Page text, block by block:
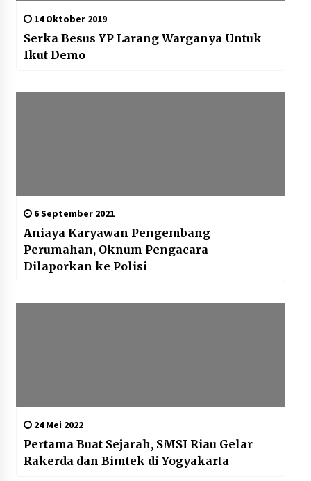
14 Oktober 2019
Serka Besus YP Larang Warganya Untuk
Ikut Demo
6 September 2021
Aniaya Karyawan Pengembang
Perumahan, Oknum Pengacara
Dilaporkan ke Polisi
24 Mei 2022
Pertama Buat Sejarah, SMSI Riau Gelar
Rakerda dan Bimtek di Yogyakarta